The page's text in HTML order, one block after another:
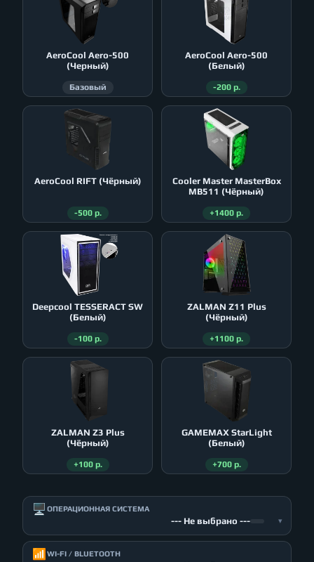
AeroСool Aero-500
(Черный)
Базовый
AeroСool Aero-500
(Белый)
-200 р.
AeroСool RIFT (Чёрный)
-500 р.
Cooler Master MasterBox
MB511 (Чёрный)
+1400 р.
Deepcool TESSERACT SW
(Белый)
-100 р.
ZALMAN Z11 Plus
(Чёрный)
+1100 р.
ZALMAN Z3 Plus
(Чёрный)
+100 р.
GAMEMAX StarLight
(Белый)
+700 р.
🖥️ ОПЕРАЦИОННАЯ СИСТЕМА
--- Не выбрано --- ▾
📶 WI-FI / BLUETOOTH